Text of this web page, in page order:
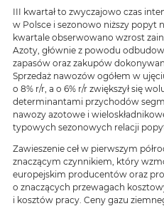
III kwartał to zwyczajowo czas
w Polsce i sezonowo niższy popyt
kwartale obserwowano wzrost
Azoty, głównie z powodu
zapasów oraz zakupów
Sprzedaż nawozów ogółem w
o 8% r/r, a o 6% r/r zwiększył się
determinantami przychodów
nawozy azotowe i
typowych sezonowych relacji
Zawieszenie ceł w pierwszym
znaczącym czynnikiem, który
europejskim producentów oraz
o znaczących przewagach
i kosztów pracy. Ceny gazu